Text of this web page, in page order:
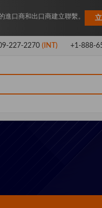
進口商和出口商建立聯繫。
227-2270(INT) +1-888-